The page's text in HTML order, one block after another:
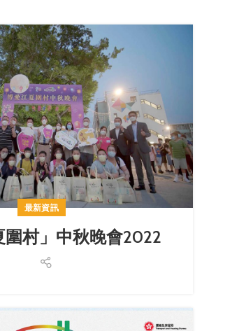
最新資訊
圍村」中秋晚會2022